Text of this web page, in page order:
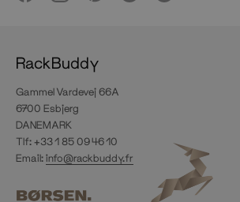
RackBuddy
Gammel Vardevej 66A
6700 Esbjerg
DANEMARK
Tlf: +33 1 85 09 46 10
Email:info@rackbuddy.fr